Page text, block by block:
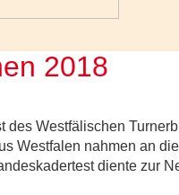
2018
des Westfälischen
Westfalen nahmen an
diente zur